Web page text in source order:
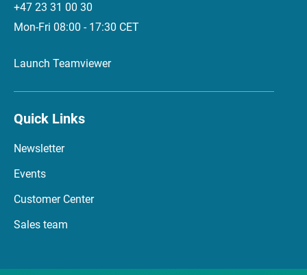
+47 23 31 00 30
Mon-Fri 08:00 - 17:30 CET
Launch Teamviewer
Quick Links
Newsletter
Events
Customer Center
Sales team